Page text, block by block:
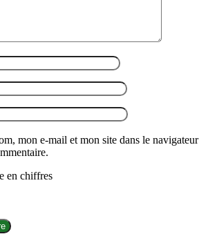
mon e-mail et mon site dans le navigateur
en chiffres